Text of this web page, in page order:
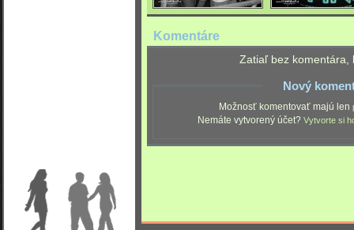
Komentáre
Zatiaľ bez komentára,
Nový
Možnosť komentovať majú len
Nemáte vytvorený účet? Vytvorte si